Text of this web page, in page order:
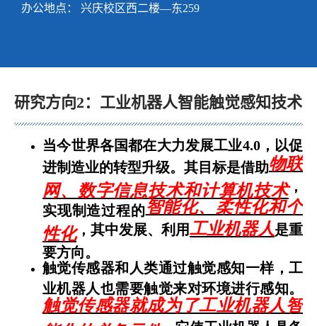
办公地点： 兴庆校区西二楼—东259
研究方向2：工业机器人智能触觉感知技术